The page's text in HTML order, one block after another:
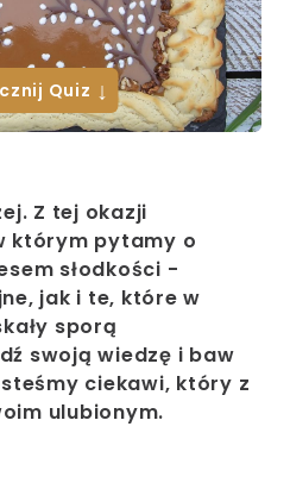
Quiz ↓
Z tej okazji
którym pytamy o
słodkości -
jak i te, które w
sporą
swoją wiedzę i baw
ciekawi, który z
ulubionym.